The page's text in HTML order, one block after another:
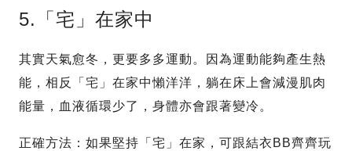
5.「宅」在家中
其實天氣愈冬，更要多多運動。因為運動能夠產生熱
能，相反「宅」在家中懶洋洋，躺在床上會減漫肌肉
能量，血液循環少了，身體亦會跟著變冷。
正確方法：如果堅持「宅」在家，可跟結衣BB齊齊玩